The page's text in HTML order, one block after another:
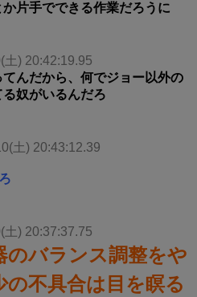
片手でできる作業だろうに
土) 20:42:19.95
んだから、何でジョー以外の
奴がいるんだろ
土) 20:43:12.39
土) 20:37:37.75
のバランス調整をや
不具合は目を瞑る